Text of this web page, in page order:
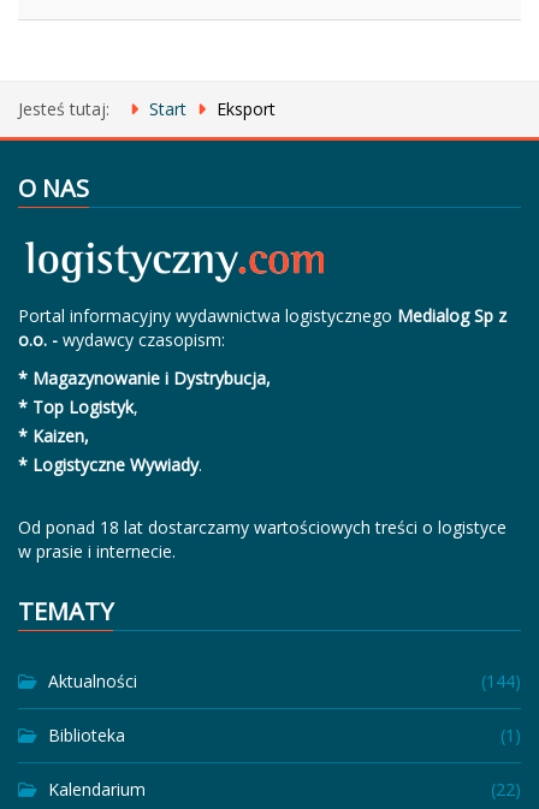
Jesteś tutaj: Start Eksport
O NAS
Portal informacyjny wydawnictwa logistycznego Medialog Sp z
o.o. - wydawcy czasopism:
* Magazynowanie i Dystrybucja,
* Top Logistyk,
* Kaizen,
* Logistyczne Wywiady.
Od ponad 18 lat dostarczamy wartościowych treści o logistyce
w prasie i internecie.
TEMATY
Aktualności (144)
Biblioteka (1)
Kalendarium (22)